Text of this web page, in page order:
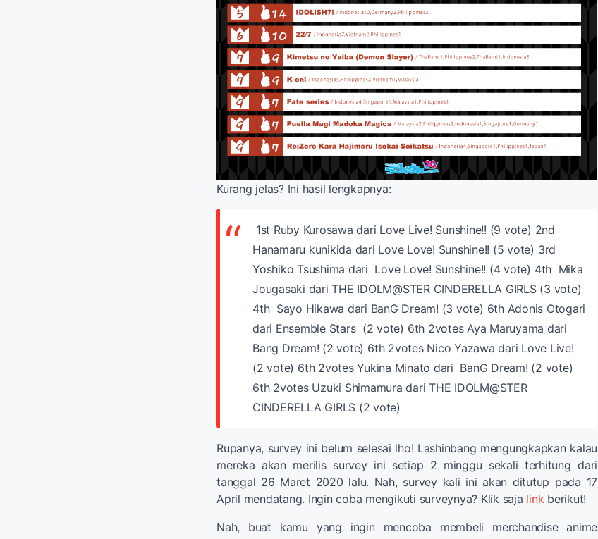
Kurang jelas? Ini hasil lengkapnya:
1st Ruby Kurosawa dari Love Live! Sunshine!! (9 vote) 2nd
Hanamaru kunikida dari Love Love! Sunshine!! (5 vote) 3rd
Yoshiko Tsushima dari Love Love! Sunshine!! (4 vote) 4th Mika
Jougasaki dari THE IDOLM@STER CINDERELLA GIRLS (3 vote)
4th Sayo Hikawa dari BanG Dream! (3 vote) 6th Adonis Otogari
dari Ensemble Stars (2 vote) 6th 2votes Aya Maruyama dari
Bang Dream! (2 vote) 6th 2votes Nico Yazawa dari Love Live!
(2 vote) 6th 2votes Yukina Minato dari BanG Dream! (2 vote)
6th 2votes Uzuki Shimamura dari THE IDOLM@STER
CINDERELLA GIRLS (2 vote)
Rupanya, survey ini belum selesai lho! Lashinbang mengungkapkan kalau
mereka akan merilis survey ini setiap 2 minggu sekali terhitung dari
tanggal 26 Maret 2020 lalu. Nah, survey kali ini akan ditutup pada 17
April mendatang. Ingin coba mengikuti surveynya? Klik saja link berikut!
Nah, buat kamu yang ingin mencoba membeli merchandise anime